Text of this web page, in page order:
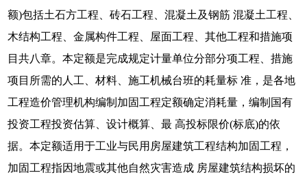
额)包括土石方工程、砖石工程、混凝土及钢筋 混凝土工程、
木结构工程、金属构件工程、屋面工程、其他工程和措施项
目共八章。本定额是完成规定计量单位分部分项工程、措施
项目所需的人工、材料、施工机械台班的耗量标 准，是各地
工程造价管理机构编制加固工程定额确定消耗量，编制国有
投资工程投资估算、设计概算、最 高投标限价(标底)的依
据。本定额适用于工业与民用房屋建筑工程结构加固工程，
加固工程指因地震或其他自然灾害造成 房屋建筑结构损坏的